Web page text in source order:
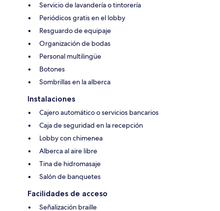
Servicio de lavandería o tintorería
Periódicos gratis en el lobby
Resguardo de equipaje
Organización de bodas
Personal multilingüe
Botones
Sombrillas en la alberca
Instalaciones
Cajero automático o servicios bancarios
Caja de seguridad en la recepción
Lobby con chimenea
Alberca al aire libre
Tina de hidromasaje
Salón de banquetes
Facilidades de acceso
Señalización braille